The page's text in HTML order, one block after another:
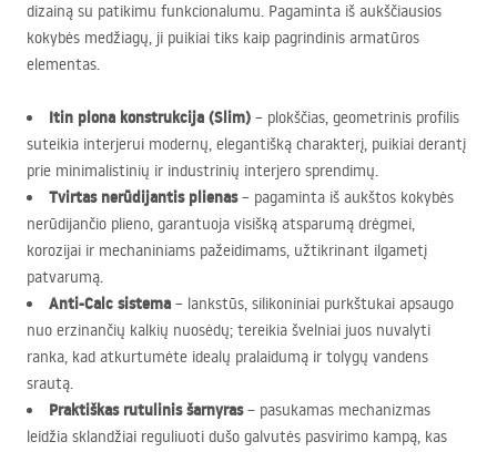
dizainą su patikimu funkcionalumu. Pagaminta iš aukščiausios
kokybės medžiagų, ji puikiai tiks kaip pagrindinis armatūros
elementas.
Itin plona konstrukcija (Slim) – plokščias, geometrinis profilis
suteikia interjerui modernų, elegantišką charakterį, puikiai derantį
prie minimalistinių ir industrinių interjero sprendimų.
Tvirtas nerūdijantis plienas– pagaminta iš aukštos kokybės
nerūdijančio plieno, garantuoja visišką atsparumą drėgmei,
korozijai ir mechaniniams pažeidimams, užtikrinant ilgametį
patvarumą.
Anti-Calc sistema – lankstūs, silikoniniai purkštukai apsaugo
nuo erzinančių kalkių nuosėdų; tereikia švelniai juos nuvalyti
ranka, kad atkurtumėte idealų pralaidumą ir tolygų vandens
srautą.
Praktiškas rutulinis šarnyras– pasukamas mechanizmas
leidžia sklandžiai reguliuoti dušo galvutės pasvirimo kampą, kas